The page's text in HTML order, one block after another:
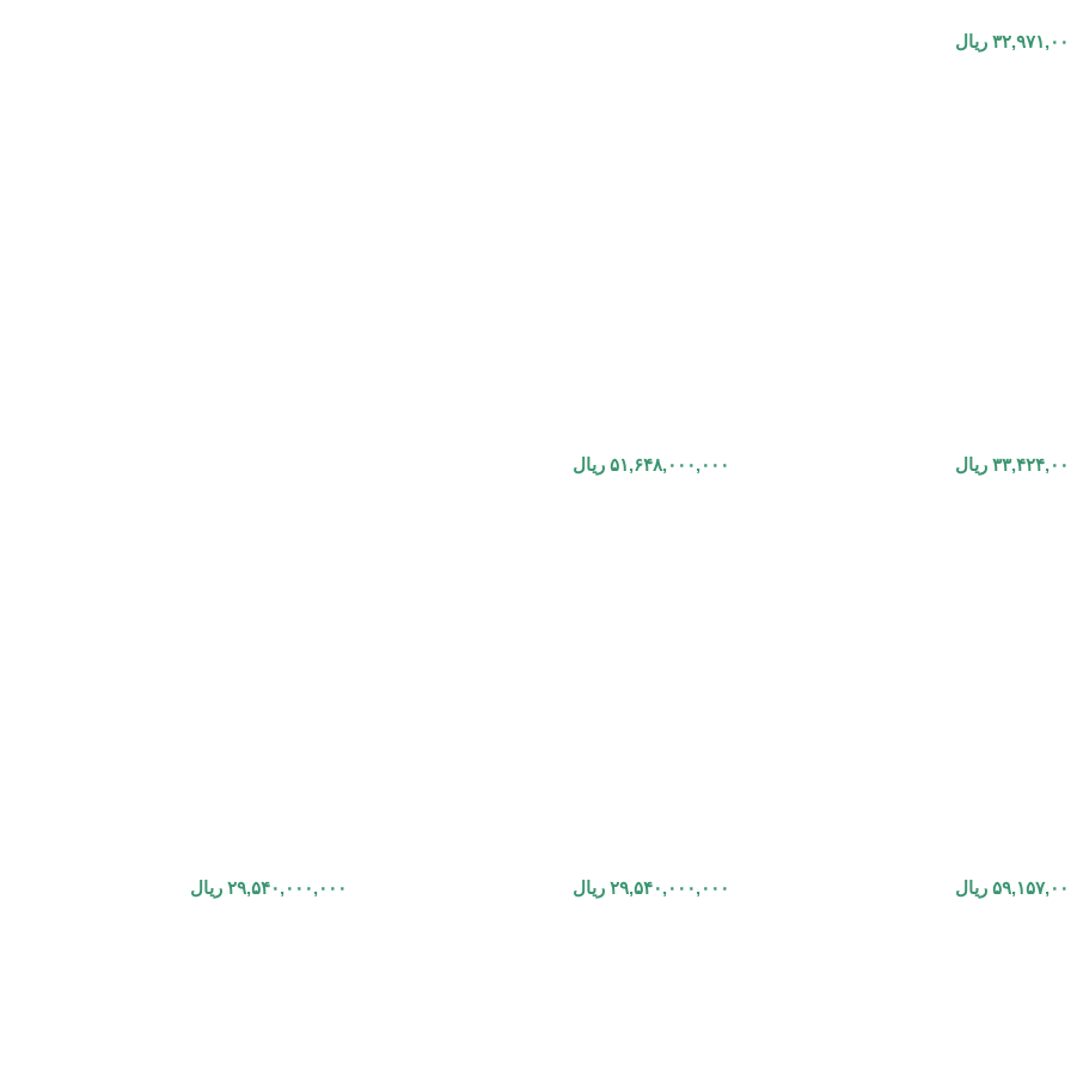
ریال
ریال ۵۱,۶۴۸,۰۰۰,۰۰۰ ریال
ریال ۲۹,۵۴۰,۰۰۰,۰۰۰ ریال ۲۹,۵۴۰,۰۰۰,۰۰۰ ریال